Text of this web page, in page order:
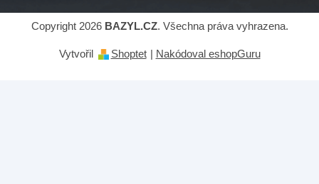
Vytvořil Shoptet | Nakódoval eshopGuru
Copyright 2026 BAZYL.CZ. Všechna práva vyhrazena.